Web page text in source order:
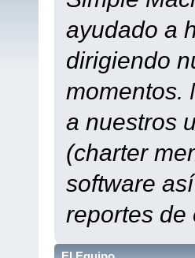
ayudado a
dirigiendo
momentos.
a nuestros
(charter
software
reportes de